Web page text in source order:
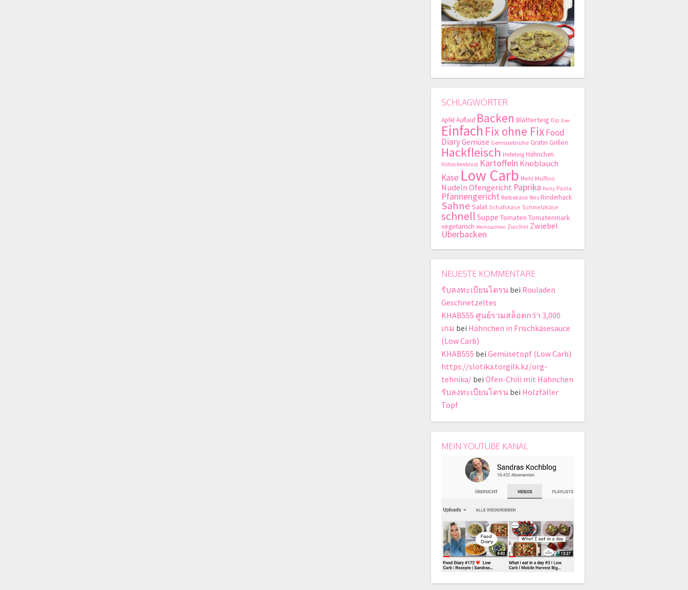
SCHLAGWÖRTER
ApfelAuflauf Backen Blätterteig Dip Eier
Einfach Fix ohne FixFood
DiaryGemüse Gemüsebrühe Gratin Grillen
Hackfleisch Hefeteig Hähnchen
Hähnchenbrust Kartoffeln Knoblauch
Käse Low Carb Mehl Muffins
NudelnOfengericht Paprika Party Pasta
Pfannengericht Reibekäse Reis Rinderhack
Sahne Salat Schafskäse Schmelzkäse
schnell Suppe Tomaten Tomatenmark
vegetarisch Weihnachten Zucchini Zwiebel
Überbacken
NEUESTE KOMMENTARE
รับลงทะเบียนโดรน bei Rouladen
Geschnetzeltes
KHAB555 ศูนย์รวมสล็อตกว่า 3,000
เกม bei Hähnchen in Frischkäsesauce
(Low Carb)
KHAB555 bei Gemüsetopf (Low Carb)
https://slotika.torgilk.kz/org-
tehnika/ bei Ofen-Chili mit Hähnchen
รับลงทะเบียนโดรน bei Holzfäller
Topf
MEIN YOUTUBE KANAL